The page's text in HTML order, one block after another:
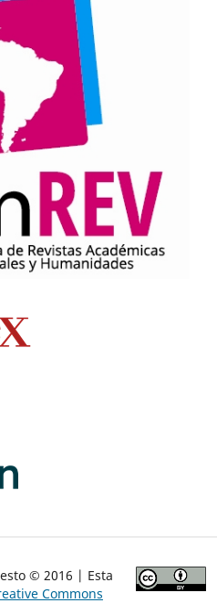
© 2016 | Esta
Commons